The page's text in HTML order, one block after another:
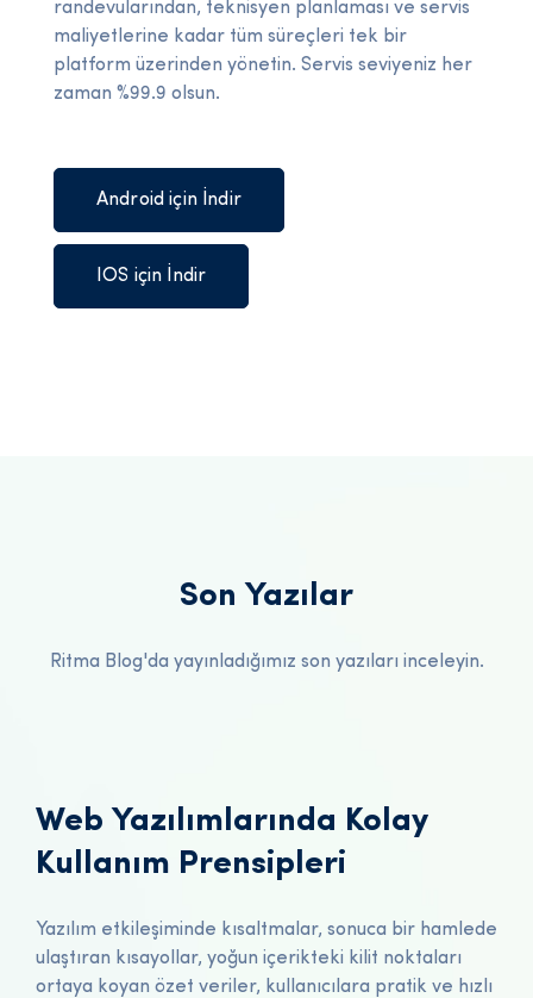
randevularından, teknisyen planlaması ve servis
maliyetlerine kadar tüm süreçleri tek bir
platform üzerinden yönetin. Servis seviyeniz her
zaman %99.9 olsun.
Android için İndir
IOS için İndir
Son Yazılar
Ritma Blog'da yayınladığımız son yazıları inceleyin.
Web Yazılımlarında Kolay
Kullanım Prensipleri
Yazılım etkileşiminde kısaltmalar, sonuca bir hamlede
ulaştıran kısayollar, yoğun içerikteki kilit noktaları
ortaya koyan özet veriler, kullanıcılara pratik ve hızlı